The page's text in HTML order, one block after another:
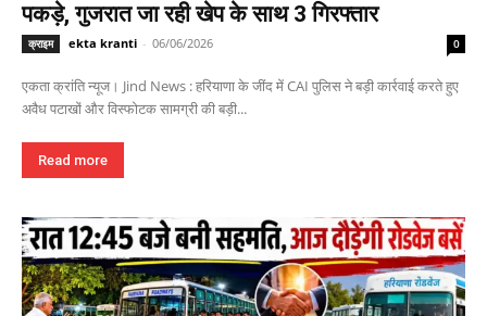
पकड़े, गुजरात जा रही खेप के साथ 3 गिरफ्तार
क्राइम ekta kranti - 06/06/2026 0
एकता क्रांति न्यूज। Jind News : हरियाणा के जींद में CAI पुलिस ने बड़ी कार्रवाई करते हुए
अवैध पटाखों और विस्फोटक सामग्री की बड़ी...
Read more